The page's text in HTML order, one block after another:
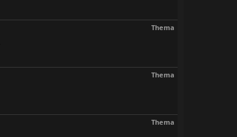
Thema
Thema
Thema